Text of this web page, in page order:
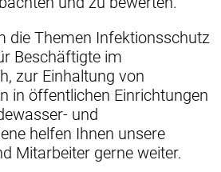
die Themen Infektionsschutz
Beschäftigte im
zur Einhaltung von
in öffentlichen Einrichtungen
und
helfen Ihnen unsere
Mitarbeiter gerne weiter.